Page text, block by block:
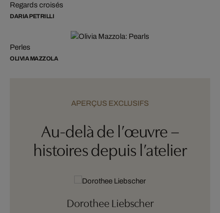
Regards croisés
DARIA PETRILLI
Perles
OLIVIA MAZZOLA
APERÇUS EXCLUSIFS
Au-delà de l’œuvre –
histoires depuis l’atelier
Dorothee Liebscher